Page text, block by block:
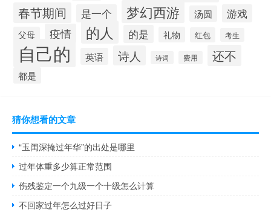
春节期间 是一个 梦幻西游 汤圆 游戏
父母 疫情 的人 的是 礼物 红包 考生
自己的 英语 诗人 诗词 费用 还不
都是
猜你想看的文章
“玉闺深掩过年华”的出处是哪里
过年体重多少算正常范围
伤残鉴定一个九级一个十级怎么计算
不回家过年怎么过好日子